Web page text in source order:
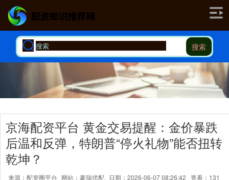
搜索
京海配资平台 黄金交易提醒：金价暴跌
后温和反弹，特朗普“停火礼物”能否扭转
乾坤？
来源：配资圈平台 网站：豪瑞优配 日期：2026-06-07 08:26:42 查看：131